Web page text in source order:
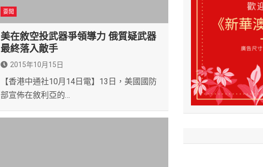
要聞
美在敘空投武器爭領導力 俄質疑武器
最終落入敵手
2015年10月15日
【香港中通社10月14日電】13日，美國國防
部宣佈在敘利亞的…